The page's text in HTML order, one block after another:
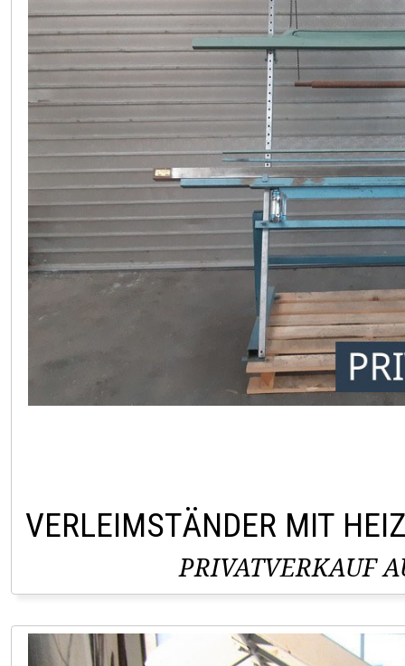
VERLEIMSTÄNDER MIT
PRIVATVERKAUF